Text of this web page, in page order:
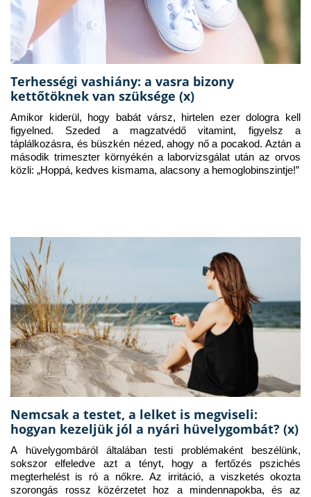
Terhességi vashiány: a vasra bizony
kettőtöknek van szüksége (x)
Amikor kiderül, hogy babát vársz, hirtelen ezer dologra kell
figyelned. Szeded a magzatvédő vitamint, figyelsz a
táplálkozásra, és büszkén nézed, ahogy nő a pocakod. Aztán a
második trimeszter környékén a laborvizsgálat után az orvos
közli: „Hoppá, kedves kismama, alacsony a hemoglobinszintje!”
Nemcsak a testet, a lelket is megviseli:
hogyan kezeljük jól a nyári hüvelygombát? (x)
A hüvelygombáról általában testi problémaként beszélünk,
sokszor elfeledve azt a tényt, hogy a fertőzés pszichés
megterhelést is ró a nőkre. Az irritáció, a viszketés okozta
szorongás rossz közérzetet hoz a mindennapokba, és az